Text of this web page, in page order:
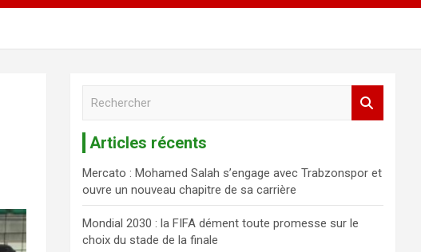
r
c
h
e
r
Articles récents
Mercato : Mohamed Salah s’engage avec Trabzonspor et
ouvre un nouveau chapitre de sa carrière
Mondial 2030 : la FIFA dément toute promesse sur le
choix du stade de la finale